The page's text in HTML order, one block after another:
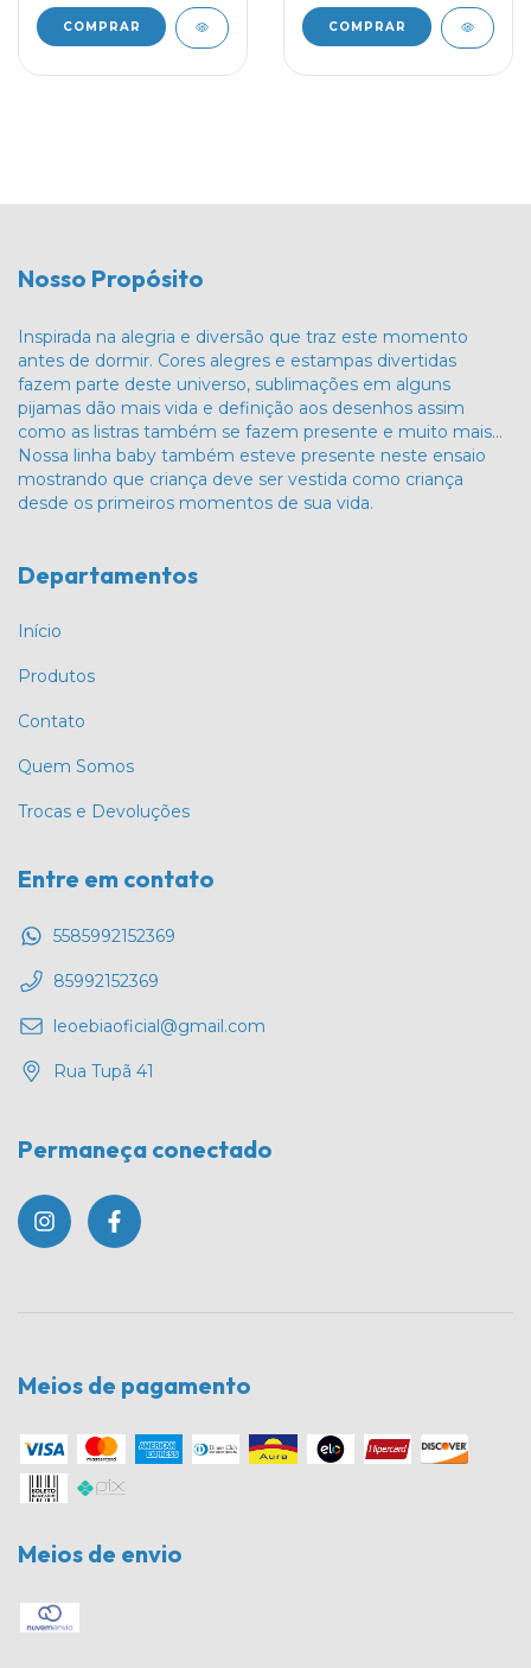
COMPRAR COMPRAR
Nosso Propósito
Inspirada na alegria e diversão que traz este momento
antes de dormir. Cores alegres e estampas divertidas
fazem parte deste universo, sublimações em alguns
pijamas dão mais vida e definição aos desenhos assim
como as listras também se fazem presente e muito mais…
Nossa linha baby também esteve presente neste ensaio
mostrando que criança deve ser vestida como criança
desde os primeiros momentos de sua vida.
Departamentos
Início
Produtos
Contato
Quem Somos
Trocas e Devoluções
Entre em contato
5585992152369
85992152369
leoebiaoficial@gmail.com
Rua Tupã 41
Permaneça conectado
Meios de pagamento
Meios de envio